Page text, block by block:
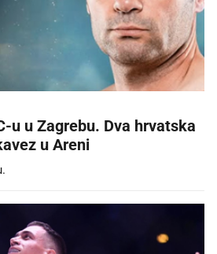
u u Zagrebu. Dva hrvatska
u Areni